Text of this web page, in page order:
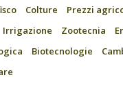
Colture
Prezzi
Irrigazione Zootecnia
Biotecnologie